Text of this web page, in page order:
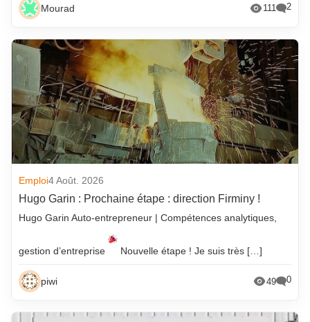
Mourad 111 2
Emploi4 Août. 2026
Hugo Garin : Prochaine étape : direction Firminy !
Hugo Garin Auto-entrepreneur | Compétences analytiques,
gestion d’entreprise Nouvelle étape ! Je suis très […]
piwi 49 0